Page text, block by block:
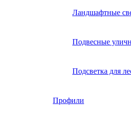
Ландшафтные
Подвесные
Подсветка для
Профили